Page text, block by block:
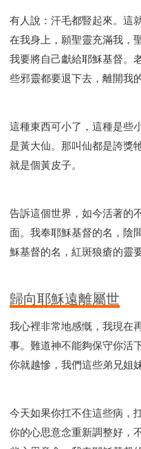
有人說：汗毛都豎起來。這
在我身上，願聖靈充滿我，
我要將自己獻給耶穌基督。
些邪靈都要退下去，離開我
這種東西可小了，這種是些
是黃大仙。那叫仙都是誇獎
就是個黃皮子。
告訴這個世界，如今活著的
面。我奉耶穌基督的名，陰
穌基督的名，紅斑狼瘡的靈
歸向耶穌遠離屬世
我心裡非常地感慨，我現在
事。難道神不能夠保守你活
你就越慘，我們這些弟兄姐
今天如果你扛不住這些病，
你的心思意念重新調整好，